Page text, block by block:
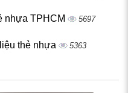
nhựa TPHCM 5697
thẻ nhựa 5363